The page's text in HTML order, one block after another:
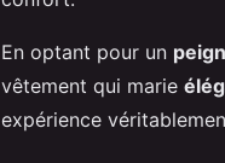
En optant pour un
vêtement qui marie
expérience